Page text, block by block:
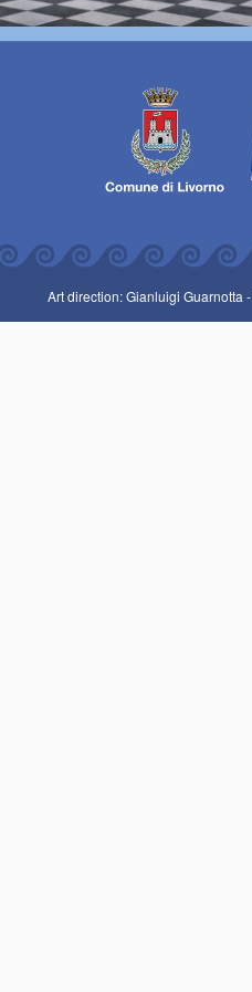
Art direction: Gianluigi Guarnotta -